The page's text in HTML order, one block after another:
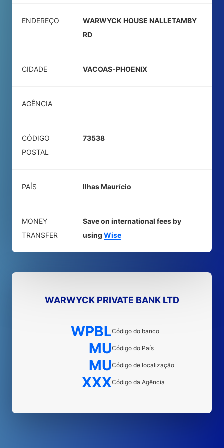
ENDEREÇO
WARWYCK HOUSE NALLETAMBY
RD
CIDADE VACOAS-PHOENIX
AGÊNCIA
CÓDIGO
POSTAL
73538
PAÍS Ilhas Maurício
MONEY
TRANSFER
Save on international fees by
using Wise
WARWYCK PRIVATE BANK LTD
WPBLCódigo do banco
MUCódigo do País
MUCódigo de localização
XXXCódigo da Agência